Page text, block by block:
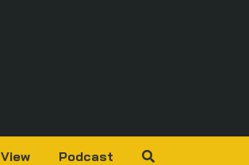
View Podcast